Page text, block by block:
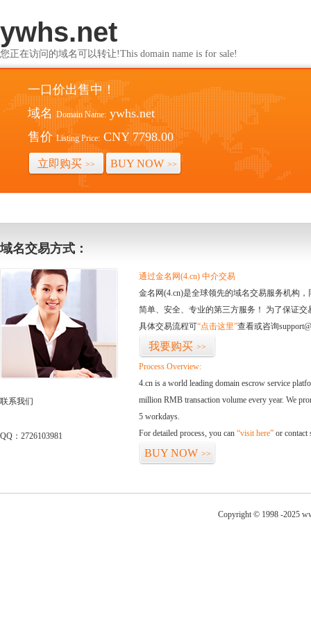
ywhs.net
您正在访问的域名可以转让!This domain name is for sale!
一口价出售中！
域名 Domain Name: ywhs.net
售价 Listing Price: CNY 7798.00
立即购买 >> BUY NOW >>
域名交易方式：
联系我们
QQ：2726103981
通过金名网(4.cn) 中介交易
金名网(4.cn)是全球领先的域名交易服务机构
简单、安全、专业的第三方服务！ 为了保证
具体交易流程可“点击这里”查看或咨询
我要购买 >>
Process Overview:
4.cn is a world leading domain escrow service
million RMB transaction volume every year. We
5 workdays.
For detailed process, you can “visit here” or contact
BUY NOW >>
Copyright © 1998 -2025